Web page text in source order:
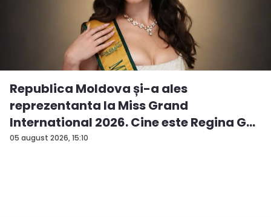
05 august 2026, 15:10
Republica Moldova și-a ales
reprezentanta la Miss Grand
International 2026. Cine este Regina G...